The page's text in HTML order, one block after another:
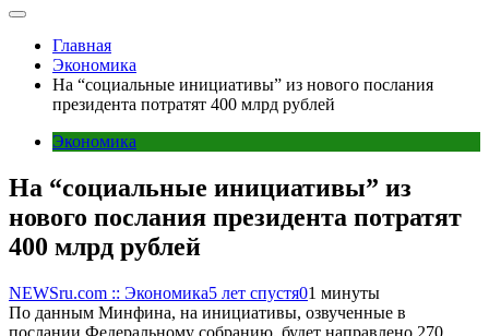
Главная
Экономика
На “социальные инициативы” из нового послания
президента потратят 400 млрд рублей
Экономика
На “социальные инициативы” из
нового послания президента потратят
400 млрд рублей
NEWSru.com :: Экономика5 лет спустя01 минуты
По данным Минфина, на инициативы, озвученные в
послании Федеральному собранию, будет направлено 270